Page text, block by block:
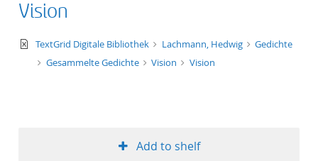
Vision
text/xml
TextGrid Digitale Bibliothek Lachmann, Hedwig
Gedichte
Gesammelte Gedichte
Vision Vision
Add to shelf